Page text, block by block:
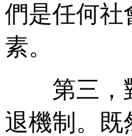
們是任何社
素。
第三，對
退機制。既